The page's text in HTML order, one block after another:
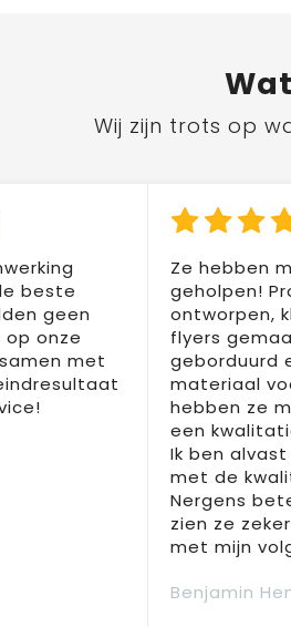
Wat
Wij zijn trots op
beste
geen
onze
met
Ze hebben
geholpen!
ontworpen,
flyers
geborduurd
materiaal
hebben ze
een
Ik ben
met de
Nergens
zien ze
met mijn
Benjamin